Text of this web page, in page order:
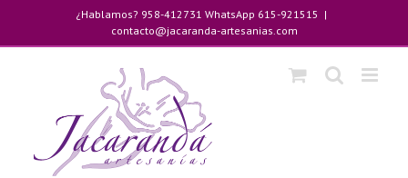
contenido
¿Hablamos? 958-412731 WhatsApp 615-921515 |
contacto@jacaranda-artesanias.com